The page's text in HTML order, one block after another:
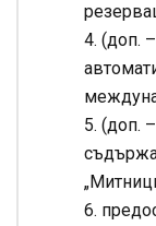
4. (доп.
5. (доп.
6.